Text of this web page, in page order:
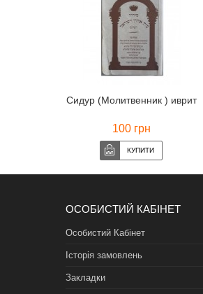
Сидур (Молитвенник ) иврит
100 грн
ОСОБИСТИЙ КАБІНЕТ
Особистий Кабінет
Історія замовлень
Закладки